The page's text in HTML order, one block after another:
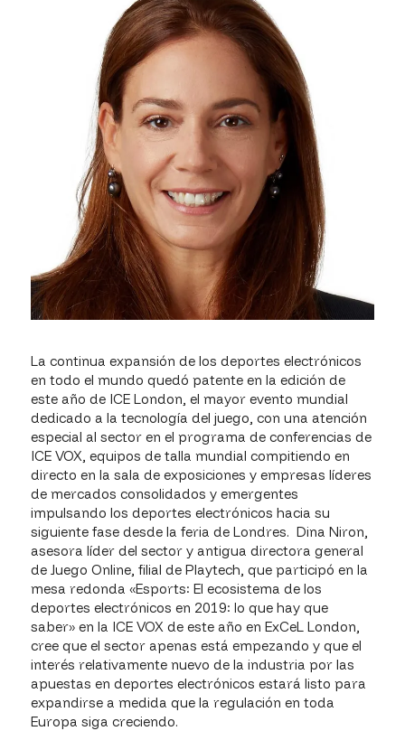
La continua expansión de los deportes electrónicos
en todo el mundo quedó patente en la edición de
este año de ICE London, el mayor evento mundial
dedicado a la tecnología del juego, con una atención
especial al sector en el programa de conferencias de
ICE VOX, equipos de talla mundial compitiendo en
directo en la sala de exposiciones y empresas líderes
de mercados consolidados y emergentes
impulsando los deportes electrónicos hacia su
siguiente fase desde la feria de Londres. Dina Niron,
asesora líder del sector y antigua directora general
de Juego Online, filial de Playtech, que participó en la
mesa redonda «Esports: El ecosistema de los
deportes electrónicos en 2019: lo que hay que
saber» en la ICE VOX de este año en ExCeL London,
cree que el sector apenas está empezando y que el
interés relativamente nuevo de la industria por las
apuestas en deportes electrónicos estará listo para
expandirse a medida que la regulación en toda
Europa siga creciendo.